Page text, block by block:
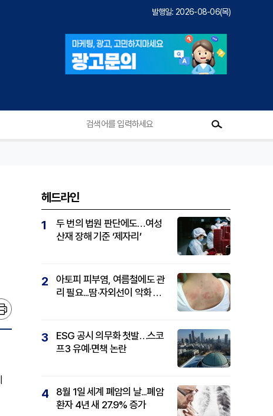
발행일: 2026-08-06(목)
헤드라인
1
두 번의 법원 판단에도…여성
산재 장해 기준 ‘제자리’
2
아토피 피부염, 여름철에도 관
리 필요...땀·자외선이 악화 요
3
ESG 공시 의무화 첫발…스코
프3 유예·면책 논란
4
8월 1일 세계 폐암의 날...폐암
환자 4년 새 27.9% 증가